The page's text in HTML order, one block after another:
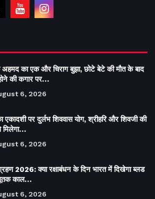
का एक और चिराग बुझा, छोटे बेटे की मौत के बाद
की कगार पर…
6, 2026
एकादशी पर दुर्लभ शिववास योग, श्रीहरि और शिवजी की
मिलेगा…
6, 2026
2026: क्या रक्षाबंधन के दिन भारत में दिखेगा ब्लड
काल…
6, 2026